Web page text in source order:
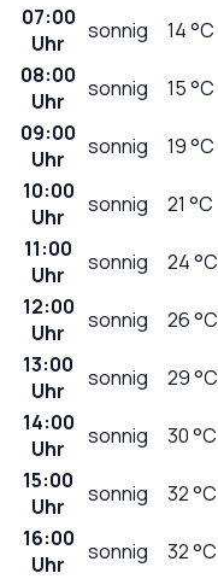
07:00
Uhr
sonnig 14°C
08:00
Uhr
sonnig 15°C
09:00
Uhr
sonnig 19°C
10:00
Uhr
sonnig 21 °C
11:00
Uhr
sonnig 24°C
12:00
Uhr
sonnig 26°C
13:00
Uhr
sonnig 29°C
14:00
Uhr
sonnig 30°C
15:00
Uhr
sonnig 32°C
16:00
Uhr
sonnig 32°C